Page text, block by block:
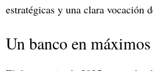
estratégicas y una clara vocación
Un banco en